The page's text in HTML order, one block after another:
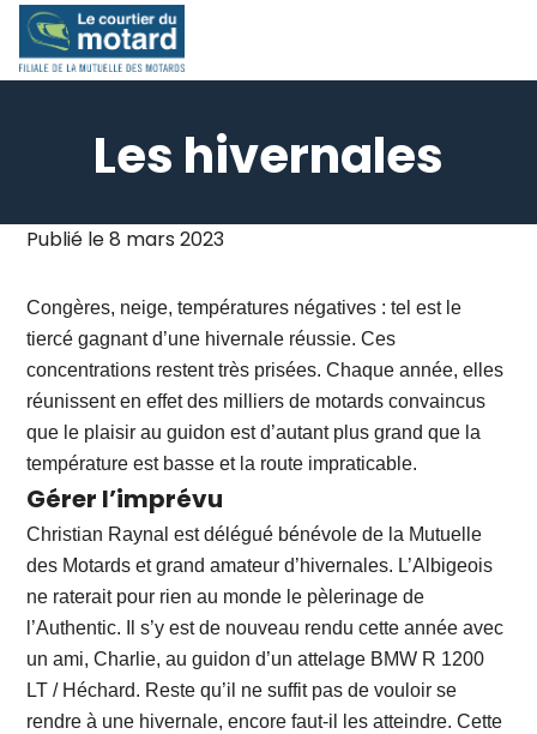
Skip
Les hivernales
Publié le8 mars 2023
Congères, neige, températures négatives : tel est le
tiercé gagnant d’une hivernale réussie. Ces
concentrations restent très prisées. Chaque année, elles
réunissent en effet des milliers de motards convaincus
que le plaisir au guidon est d’autant plus grand que la
température est basse et la route impraticable.
Gérer l’imprévu
Christian Raynal est délégué bénévole de la Mutuelle
des Motards et grand amateur d’hivernales. L’Albigeois
ne raterait pour rien au monde le pèlerinage de
l’Authentic. Il s’y est de nouveau rendu cette année avec
un ami, Charlie, au guidon d’un attelage BMW R 1200
LT / Héchard. Reste qu’il ne suffit pas de vouloir se
rendre à une hivernale, encore faut-il les atteindre. Cette